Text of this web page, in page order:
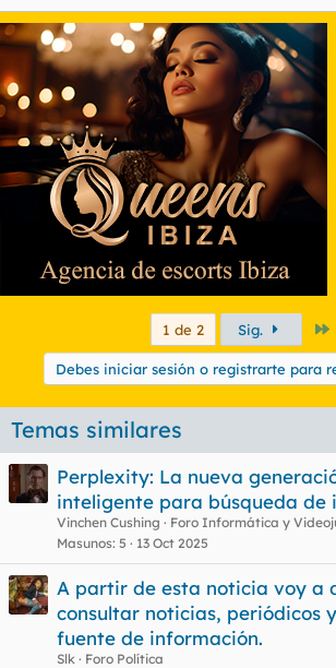
1 de 2 Sig.
Debes iniciar sesión o registrarte para
Temas similares
Perplexity: La nueva
inteligente para búsqueda de
Vinchen Cushing
Foro Informática y
Masunos 5 13 Oct 2025
A partir de esta noticia voy a
consultar noticias, periódicos
fuente de información.
Slk
Foro Política